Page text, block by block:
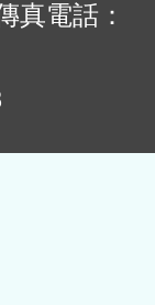
真電話：